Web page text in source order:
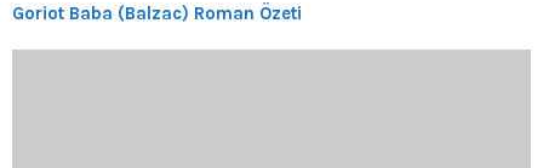
Goriot Baba (Balzac) Roman Özeti